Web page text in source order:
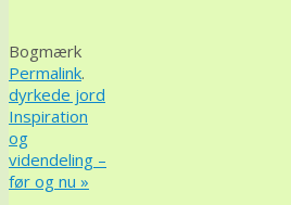
Bogmærk
Permalink.
dyrkede jord
Inspiration
og
videndeling –
før og nu »